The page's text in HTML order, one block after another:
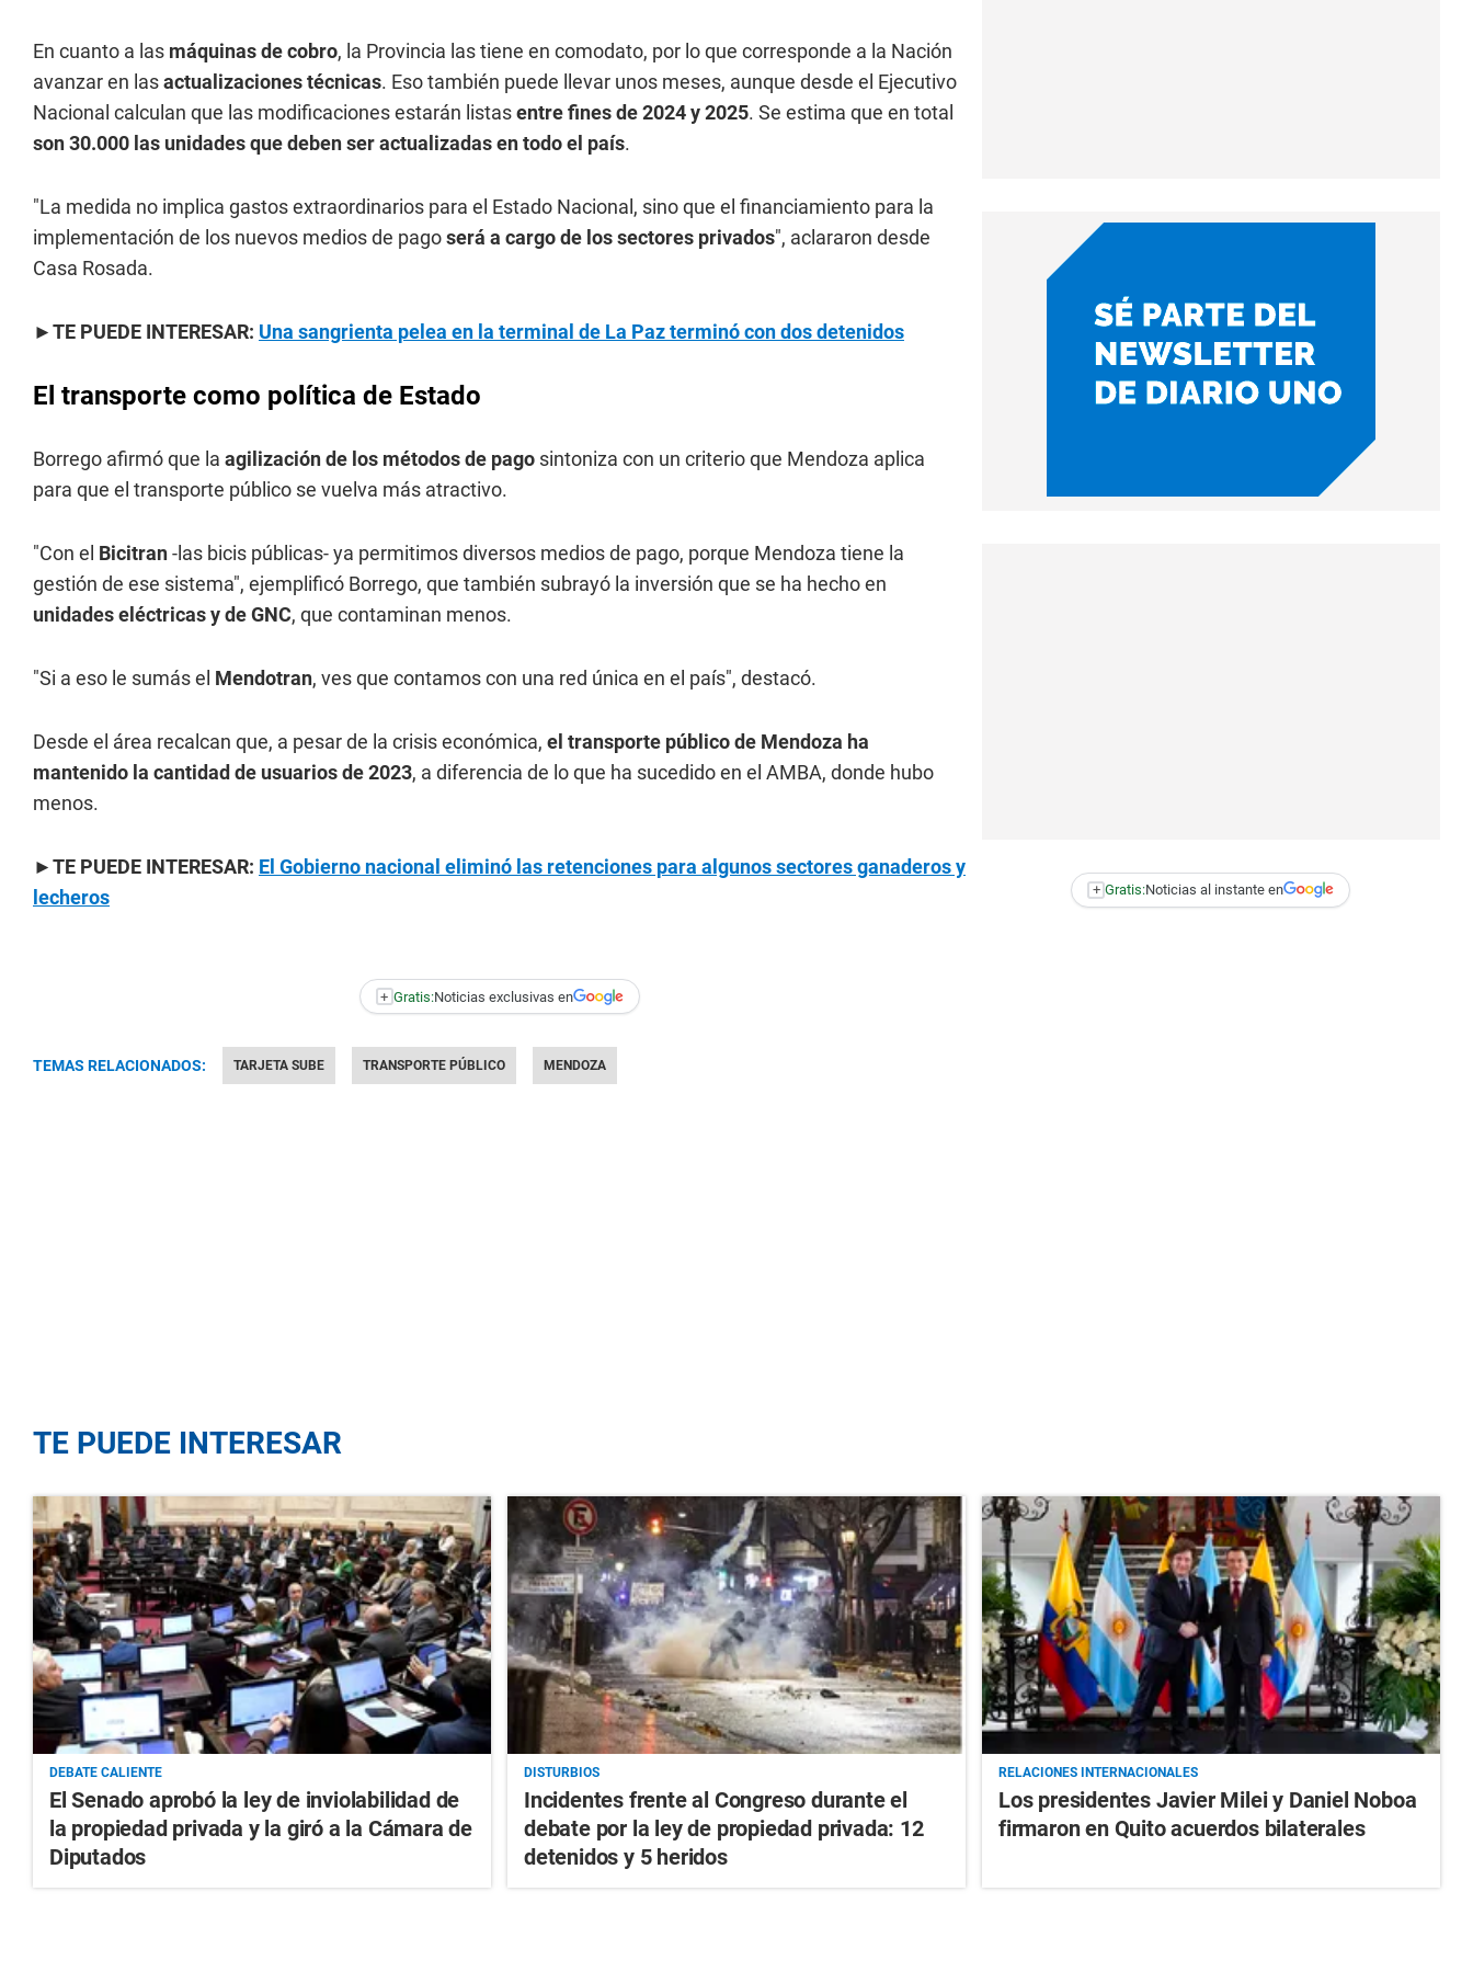
En cuanto a las máquinas de cobro, la Provincia las tiene en comodato, por lo que corresponde a la Nación
avanzar en lasactualizaciones técnicas. Eso también puede llevar unos meses, aunque desde el Ejecutivo
Nacional calculan que las modificaciones estarán listasentre fines de 2024 y 2025. Se estima que en total
son 30.000 las unidades que deben ser actualizadas en todo el país.
"La medida no implica gastos extraordinarios para el Estado Nacional, sino que el financiamiento para la
implementación de los nuevos medios de pagoserá a cargo de los sectores privados", aclararon desde
Casa Rosada.
►TE PUEDE INTERESAR: Una sangrienta pelea en la terminal de La Paz terminó con dos detenidos
El transporte como política de Estado
Borrego afirmó que la agilización de los métodos de pago sintoniza con un criterio que Mendoza aplica
para que el transporte público se vuelva más atractivo.
"Con el Bicitran-las bicis públicas- ya permitimos diversos medios de pago, porque Mendoza tiene la
gestión de ese sistema", ejemplificó Borrego, que también subrayó la inversión que se ha hecho en
unidades eléctricas y de GNC, que contaminan menos.
"Si a eso le sumás el Mendotran, ves que contamos con una red única en el país", destacó.
Desde el área recalcan que, a pesar de la crisis económica, el transporte público de Mendoza ha
mantenido la cantidad de usuarios de 2023, a diferencia de lo que ha sucedido en el AMBA, donde hubo
menos.
►TE PUEDE INTERESAR: El Gobierno nacional eliminó las retenciones para algunos sectores ganaderos y
lecheros
+ Gratis:Noticias exclusivas en
TEMAS RELACIONADOS: TARJETA SUBE TRANSPORTE PÚBLICO MENDOZA
+ Gratis:Noticias al instante en
TE PUEDE INTERESAR
DEBATE CALIENTE
El Senado aprobó la ley de inviolabilidad de
la propiedad privada y la giró a la Cámara de
Diputados
DISTURBIOS
Incidentes frente al Congreso durante el
debate por la ley de propiedad privada: 12
detenidos y 5 heridos
RELACIONES INTERNACIONALES
Los presidentes Javier Milei y Daniel Noboa
firmaron en Quito acuerdos bilaterales